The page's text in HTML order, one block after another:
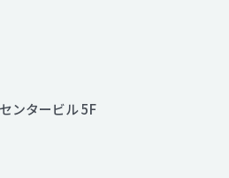
ンタービル 5F